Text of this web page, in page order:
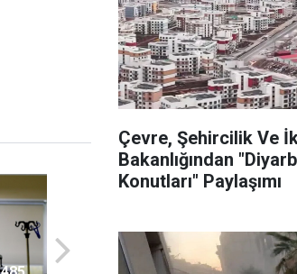
Çevre, Şehircilik Ve
Bakanlığından
Konutları" Paylaşımı